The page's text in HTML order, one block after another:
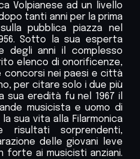
Volpianese ad un livello
tanti anni per la prima
pubblica piazza nel
Sotto la sua esperta
degli anni il complesso
elenco di onorificenze,
concorsi nei paesi e città
per citare solo i due più
sua eredità fu nel 1967 il
musicista e uomo di
sua vita alla Filarmonica
risultati sorprendenti,
delle giovani leve
forte ai musicisti anziani.